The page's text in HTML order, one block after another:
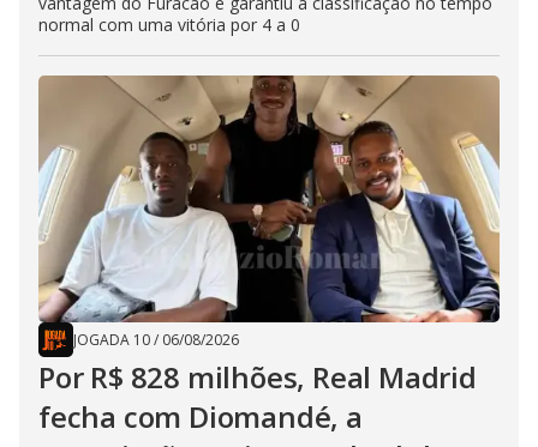
normal com uma vitória por 4 a 0
JOGADA 10/ 06/08/2026
Por R$ 828 milhões, Real Madrid
fecha com Diomandé, a